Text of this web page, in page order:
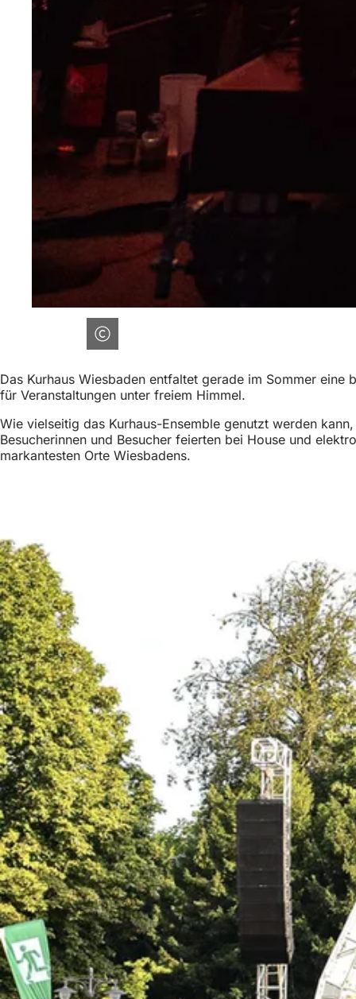
Das Kurhaus Wiesbaden entfaltet gerade im Sommer
für Veranstaltungen unter freiem Himmel.
Wie vielseitig das Kurhaus-Ensemble genutzt werden
Besucherinnen und Besucher feierten bei House und
markantesten Orte Wiesbadens.